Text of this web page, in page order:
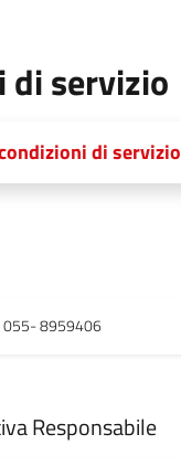
di servizio
di servizio
055- 8959406
Responsabile